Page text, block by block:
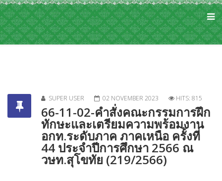
SUPER USER 02 NOVEMBER 2023 HITS: 815
66-11-02-คำสั่งคณะกรรมการฝึก
ทักษะและเตรียมความพร้อมงาน
อกท.ระดับภาค ภาคเหนือ ครั้งที่
44 ประจำปีการศึกษา 2566 ณ
วษท.สุโขทัย (219/2566)